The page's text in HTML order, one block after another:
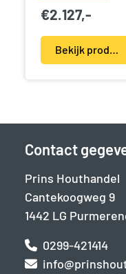
€2.127,-
Bekijk product(en)
Contact
Prins Houthandel
Cantekoogweg 9
1442 LG
0299-421414